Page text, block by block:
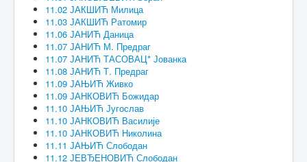
11.02 ЈАКШИЋ Милица
11.03 ЈАКШИЋ Ратомир
11.06 ЈАНИЋ Даница
11.07 ЈАНИЋ М. Предраг
11.07 ЈАНИЋ ТАСОВАЦ* Јованка
11.08 ЈАНИЋ Т. Предраг
11.09 ЈАЊИЋ Живко
11.09 ЈАНКОВИЋ Божидар
11.10 ЈАЊИЋ Југослав
11.10 ЈАНКОВИЋ Василије
11.10 ЈАНКОВИЋ Николина
11.11 ЈАЊИЋ Слободан
11.12 ЈЕВЂЕНОВИЋ Слободан